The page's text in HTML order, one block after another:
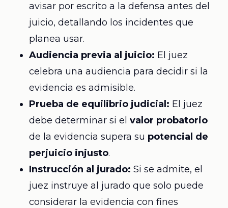
avisar por escrito a la defensa antes del
juicio, detallando los incidentes que
planea usar.
Audiencia previa al juicio: El juez
celebra una audiencia para decidir si la
evidencia es admisible.
Prueba de equilibrio judicial: El juez
debe determinar si el valor probatorio
de la evidencia supera su potencial de
perjuicio injusto.
Instrucción al jurado: Si se admite, el
juez instruye al jurado que solo puede
considerar la evidencia con fines